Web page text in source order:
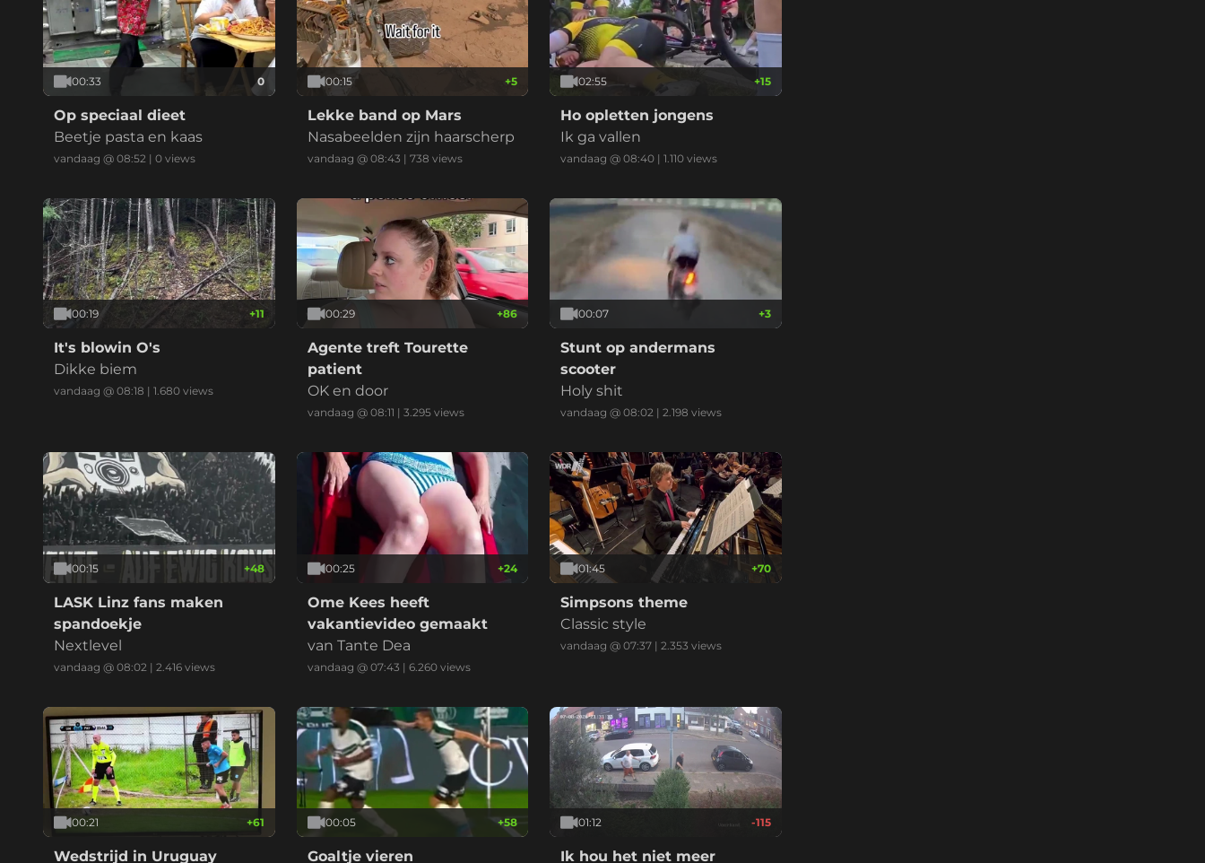
00:33 0
Op speciaal dieet
Beetje pasta en kaas
vandaag @ 08:52 | 0 views
00:15 +5
Lekke band op Mars
Nasabeelden zijn haarscherp
vandaag @ 08:43 | 738 views
02:55 +15
Ho opletten jongens
Ik ga vallen
vandaag @ 08:40 |1.110 views
00:19 +11
It's blowin O's
Dikke biem
vandaag @ 08:18 | 1.680 views
00:29 +86
Agente treft Tourette
patient
OK en door
vandaag @ 08:11 | 3.295views
00:07 +3
Stunt op andermans
scooter
Holy shit
vandaag @ 08:02 |2.198 views
00:15 +48
LASK Linz fans maken
spandoekje
Nextlevel
vandaag @ 08:02 | 2.416 views
00:25 +24
Ome Kees heeft
vakantievideo gemaakt
van Tante Dea
vandaag @ 07:43 | 6.260views
01:45 +70
Simpsons theme
Classic style
vandaag @ 07:37 |2.353 views
00:21 +61
Wedstrijd in Uruguay
00:05 +58
Goaltje vieren
01:12 -115
Ik hou het niet meer